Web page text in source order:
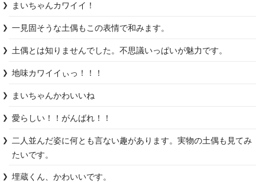
まいちゃんカワイイ！
土偶とは知りませんでした。不思議いっぱいが魅力です。
地味カワイイぃっ！！！
まいちゃんかわいいね
愛らしい！！がんばれ！！
二人並んだ姿に何とも言ない趣があります。実物の土偶も見てみ
たいです。
埋蔵くん、かわいいです。